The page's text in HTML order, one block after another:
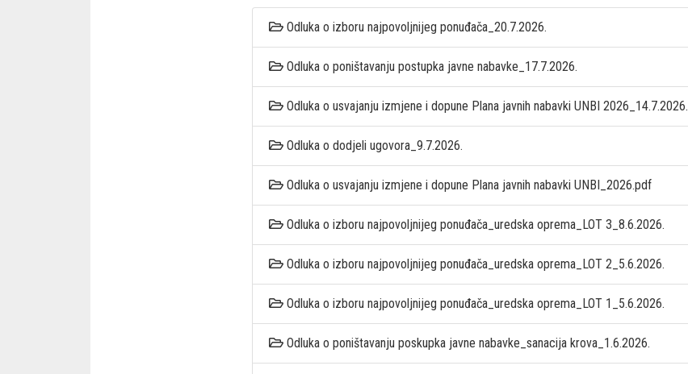
Odluka o izboru najpovoljnijeg ponuđača_20.7.2026.
Odluka o poništavanju postupka javne nabavke_17.7.2026.
Odluka o usvajanju izmjene i dopune Plana javnih nabavki UNBI 2026_14.7.2026.
Odluka o dodjeli ugovora_9.7.2026.
Odluka o usvajanju izmjene i dopune Plana javnih nabavki UNBI_2026.pdf
Odluka o izboru najpovoljnijeg ponuđača_uredska oprema_LOT 3_8.6.2026.
Odluka o izboru najpovoljnijeg ponuđača_uredska oprema_LOT 2_5.6.2026.
Odluka o izboru najpovoljnijeg ponuđača_uredska oprema_LOT 1_5.6.2026.
Odluka o poništavanju poskupka javne nabavke_sanacija krova_1.6.2026.